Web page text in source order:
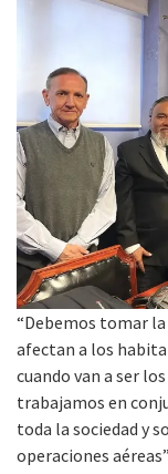
“Debemos tomar
afectan a los
cuando van a ser
trabajamos en
toda la sociedad y
operaciones